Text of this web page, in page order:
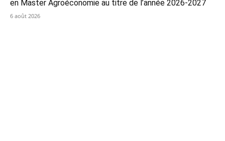
en Master Agroéconomie au titre de l’année 2026-2027
6 août 2026